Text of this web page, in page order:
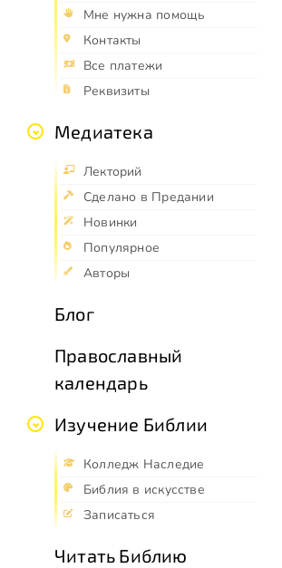
Мне нужна помощь
Контакты
Все платежи
Реквизиты
Медиатека
Лекторий
Сделано в Предании
Новинки
Популярное
Авторы
Блог
Православный
календарь
Изучение Библии
Колледж Наследие
Библия в искусстве
Записаться
Читать Библию